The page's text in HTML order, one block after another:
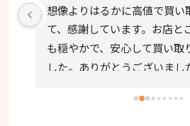
想像よりはるかに高値で買い
て、感謝しています。お店と
も穏やかで、安心して買い取
した。ありがとうございまし